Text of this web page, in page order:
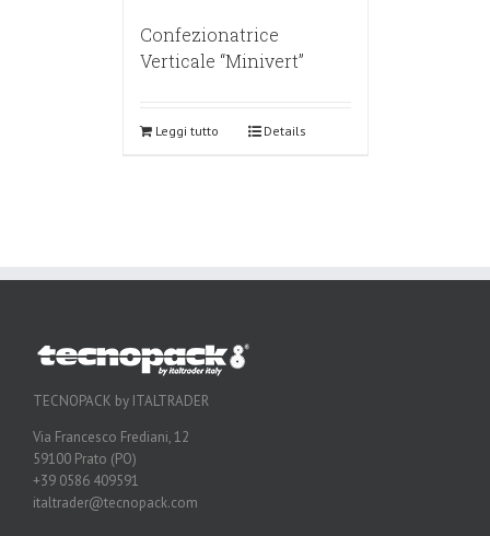
Confezionatrice
Verticale “Minivert”
Leggi tutto Details
TECNOPACK by ITALTRADER
Via Francesco Frediani, 12
59100 Prato (PO)
+39 0586 409591
italtrader@tecnopack.com